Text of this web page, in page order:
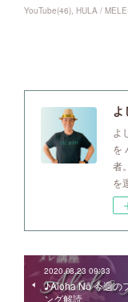
YouTube(46) HULA / MELE
よ
を
者
を
2020.08.23 09:33
♪Aloha Nō 今週の
ング解読